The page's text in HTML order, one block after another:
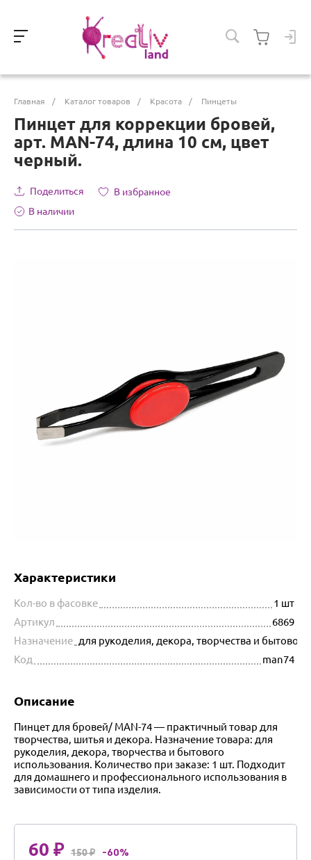
Главная / Каталог товаров / Красота / Пинцеты
Пинцет для коррекции бровей,
арт. MAN-74, длина 10 см, цвет
черный.
Поделиться
В избранное
В наличии
Характеристики
Кол-во в фасовке
1 шт
Артикул
6869
Назначение для рукоделия, декора, творчества и
Код
man74
Описание
Пинцет для бровей/ MAN-74 — практичный товар для
творчества, шитья и декора. Назначение товара: для
рукоделия, декора, творчества и бытового
использования. Количество при заказе: 1 шт. Подходит
для домашнего и профессионального использования в
зависимости от типа изделия.
60 ₽ 150 ₽ -60%